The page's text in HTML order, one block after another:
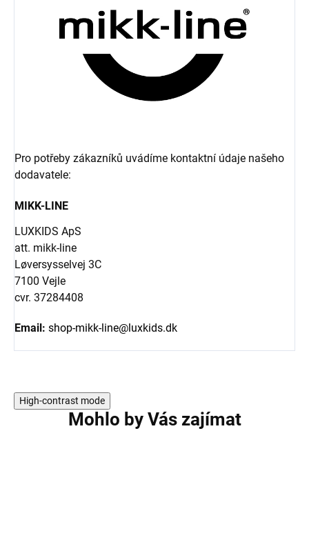
Pro potřeby zákazníků uvádíme kontaktní údaje našeho
dodavatele:
MIKK-LINE
LUXKIDS ApS
att. mikk-line
Løversysselvej 3C
7100 Vejle
cvr. 37284408
Email: shop-mikk-line@luxkids.dk
High-contrast mode
Mohlo by Vás zajímat